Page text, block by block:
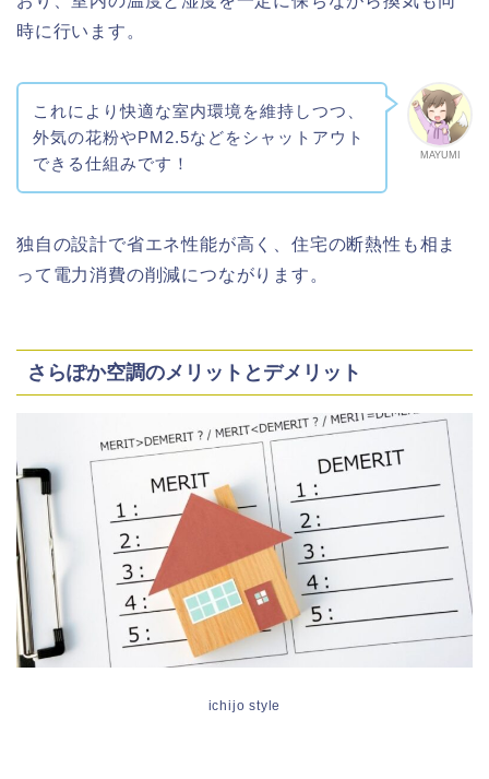
時に行います。
MAYUMI
これにより快適な室内環境を維持しつつ、
外気の花粉やPM2.5などをシャットアウト
できる仕組みです！
独自の設計で省エネ性能が高く、住宅の断熱性も相ま
って電力消費の削減につながります。
さらぽか空調のメリットとデメリット
ichijo style